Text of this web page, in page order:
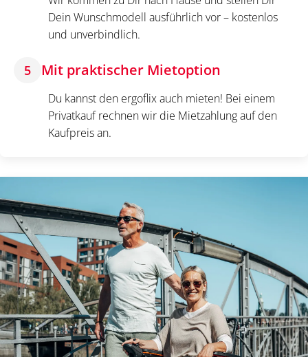
Dein Wunschmodell ausführlich vor – kostenlos
und unverbindlich.
5 Mit praktischer Mietoption
Du kannst den ergoflix auch mieten! Bei einem
Privatkauf rechnen wir die Mietzahlung auf den
Kaufpreis an.